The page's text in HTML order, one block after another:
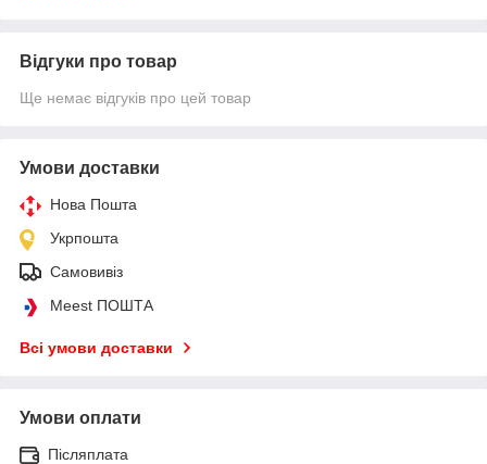
Відгуки про товар
Ще немає відгуків про цей товар
Умови доставки
Нова Пошта
Укрпошта
Самовивіз
Meest ПОШТА
Всі умови доставки
Умови оплати
Післяплата